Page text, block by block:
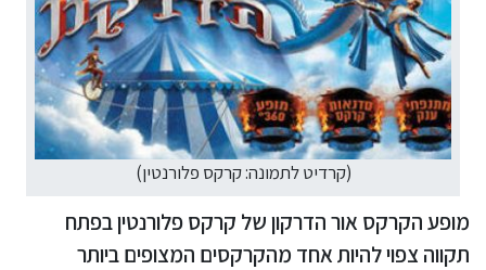
(קרדיט לתמונה: קרקס פלורנטין)
מופע הקרקס אור הדרקון של קרקס פלורנטין בפתח
תקווה צפוי להיות אחד מהקרקסים המצופים ביותר